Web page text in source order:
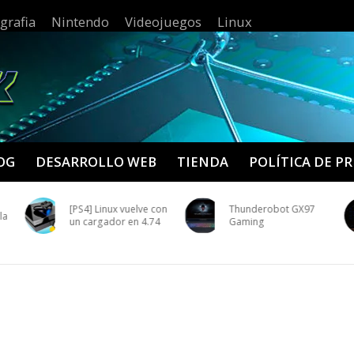
Nintendo Videojuegos Linux
DESARROLLO WEB TIENDA POLÍTICA DE
[PS4] Linux vuelve con
un cargador en 4.74
Thunderobot GX97
Gaming